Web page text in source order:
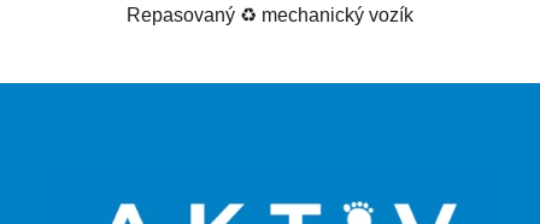
Repasovaný ♻️ mechanický vozík